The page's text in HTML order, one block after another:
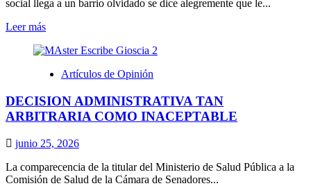
social llega a un barrio olvidado se dice alegremente que le...
Leer másLeer
sobre
ALEGRÍA
POR
BARRIO
Y
LA
ESTIGMATIZACIÓN
TAMBIÉN
Artículos de Opinión
DECISION ADMINISTRATIVA TAN
ARBITRARIA COMO INACEPTABLE
junio 25, 2026
La comparecencia de la titular del Ministerio de Salud Pública a la
Comisión de Salud de la Cámara de Senadores...